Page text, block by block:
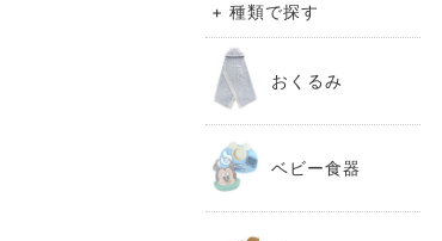
+ 種類で探す
おくるみ
ベビー食器